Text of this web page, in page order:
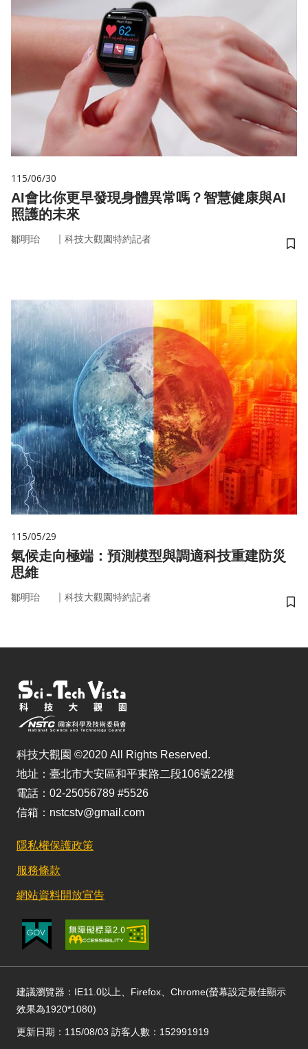
115/06/30
AI會比你更早發現身體異常嗎？智慧健康與AI
照護的未來
鄒明珆 ｜ 科技大觀園特約記者
儲
115/05/29
氣候走向極端：預測模型與調適科技重建防災
思維
鄒明珆 ｜ 科技大觀園特約記者
儲
科技大觀園 ©2020 All Rights Reserved.
地址：臺北市大安區和平東路二段106號22樓
電話：02-25056789 #5526
信箱：nstcstv@gmail.com
隱私權保護政策
服務條款
網站資料開放宣告
建議瀏覽器：IE11.0以上、Firefox、Chrome(螢幕設定最佳顯示
效果為1920*1080)
更新日期：115/08/03 訪客人數：152991919